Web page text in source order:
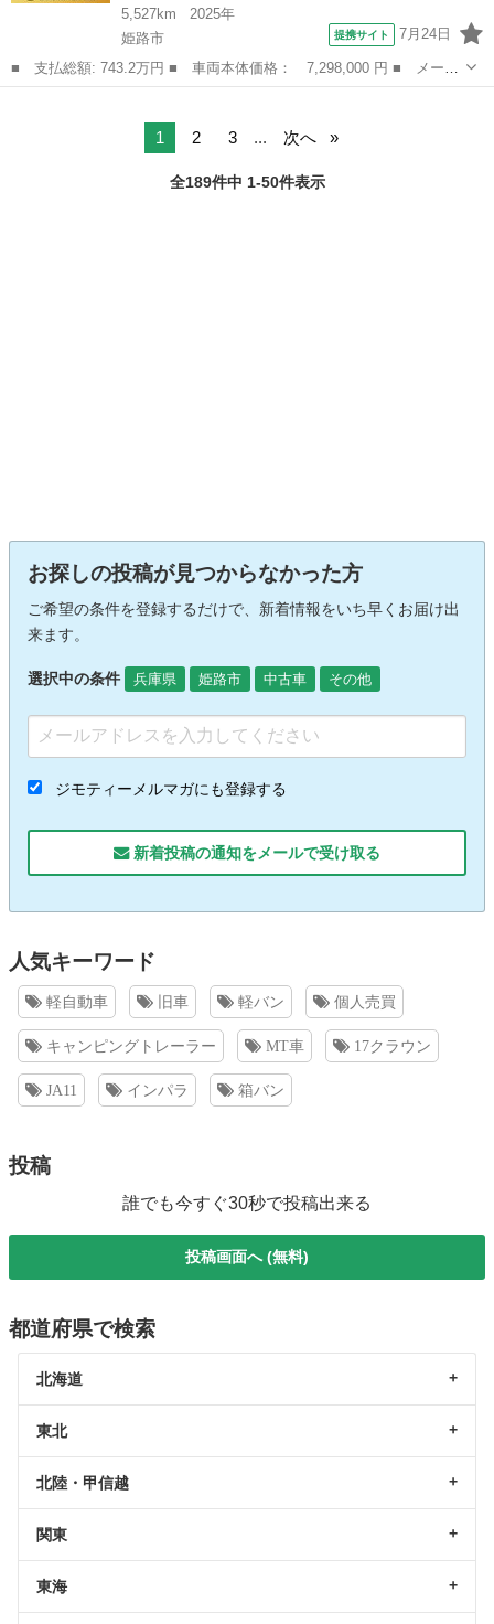
5,527km
2025年
姫路市
提携サイト 7月24日
■ 支払総額: 743.2万円 ■ 車両本体価格： 7,298,000 円 ■ メーカ
ー名： ランドローバー ■ 車種名： レンジローバーイヴォーク
1 2 3 ... 次へ
全189件中 1-50件表示
お探しの投稿が見つからなかった方
ご希望の条件を登録するだけで、新着情報をいち早くお届け出
来ます。
選択中の条件 兵庫県 姫路市 中古車 その他
ジモティーメルマガにも登録する
新着投稿の通知をメールで受け取る
人気キーワード
軽自動車 旧車 軽バン 個人売買
キャンピングトレーラー MT車 17クラウン
JA11 インパラ 箱バン
投稿
誰でも今すぐ30秒で投稿出来る
投稿画面へ (無料)
都道府県で検索
北海道
東北
北陸・甲信越
関東
東海